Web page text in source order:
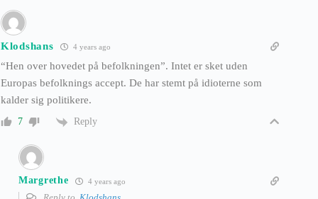
Klodshans 4 years ago
“Hen over hovedet på befolkningen”. Intet er sket uden
Europas befolknings accept. De har stemt på idioterne som
kalder sig politikere.
7 Reply
Margrethe 4 years ago